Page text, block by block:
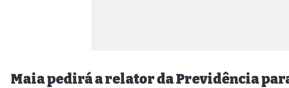
Maia pedirá a relator da Previdência